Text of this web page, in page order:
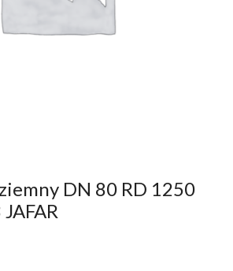
DN 80 RD 1250